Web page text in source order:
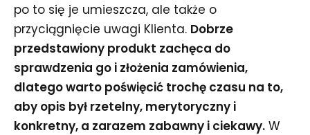
po to się je umieszcza, ale także o
przyciągnięcie uwagi Klienta. Dobrze
przedstawiony produkt zachęca do
sprawdzenia go i złożenia zamówienia,
dlatego warto poświęcić trochę czasu na to,
aby opis był rzetelny, merytoryczny i
konkretny, a zarazem zabawny i ciekawy. W